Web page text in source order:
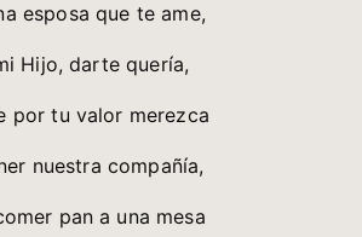
esposa que te ame,
Hijo, darte quería,
por tu valor merezca
nuestra compañía,
pan a una mesa